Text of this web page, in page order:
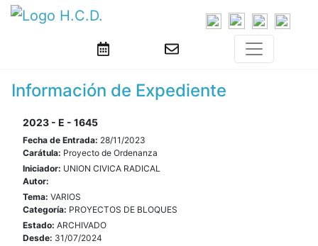
Información de Expediente
2023 - E - 1645
Fecha de Entrada: 28/11/2023
Carátula: Proyecto de Ordenanza
Iniciador: UNION CIVICA RADICAL
Autor:
Tema: VARIOS
Categoría: PROYECTOS DE BLOQUES
Estado: ARCHIVADO
Desde: 31/07/2024